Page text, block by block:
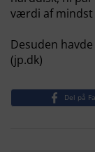
værdi af mindst
Desuden
(jp.dk)
Del på